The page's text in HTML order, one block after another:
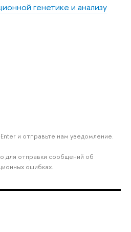
генетике и анализу
и отправьте нам уведомление.
для отправки сообщений об
ошибках.